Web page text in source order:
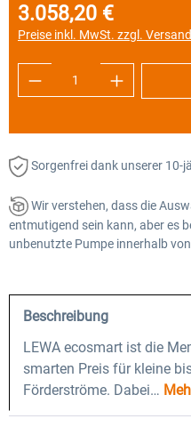
Regulärer Preis:
3.058,20 €
Preise inkl. MwSt. zzgl.
Produkt Anzahl:
Sorgenfrei dank unserer 10-
Wir verstehen, dass die
entmutigend sein kann, aber es
unbenutzte Pumpe innerhalb
Beschreibung
LEWA ecosmart ist die
smarten Preis für kleine
Förderströme. Dabei…